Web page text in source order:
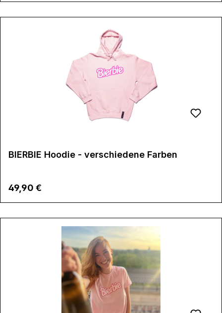
BIERBIE Hoodie - verschiedene Farben
Regulärer Preis:
49,90 €